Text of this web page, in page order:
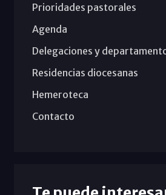
Prioridades pastorales
Agenda
Delegaciones y
Residencias diocesanas
Hemeroteca
Contacto